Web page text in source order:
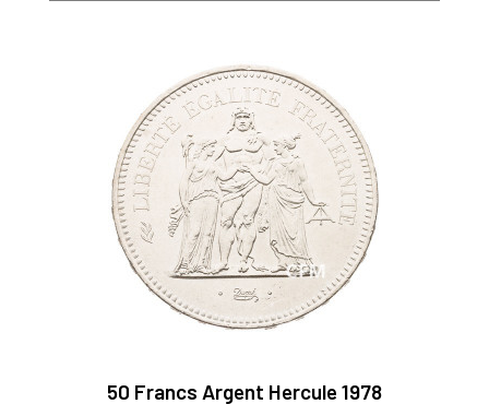
50 Francs Argent Hercule 1978